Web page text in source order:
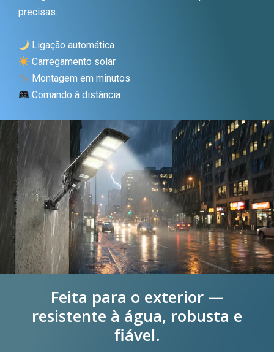
precisas.
Ligação automática
Carregamento solar
Montagem em minutos
Comando à distância
Feita para o exterior —
resistente à água, robusta e
fiável.